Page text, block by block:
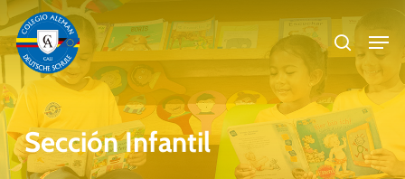
Skip
to
main
content
search
SecciónInfantil
Close
Menu